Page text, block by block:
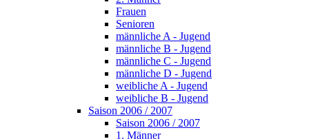
Frauen
Senioren
männliche A - Jugend
männliche B - Jugend
männliche C - Jugend
männliche D - Jugend
weibliche A - Jugend
weibliche B - Jugend
Saison 2006 / 2007
Saison 2006 / 2007
1. Männer